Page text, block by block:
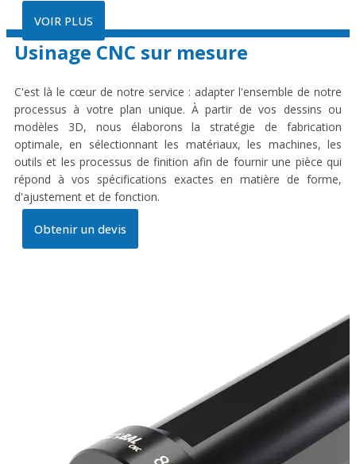
VOIR PLUS
Usinage CNC sur mesure
C'est là le cœur de notre service : adapter l'ensemble de notre
processus à votre plan unique. À partir de vos dessins ou
modèles 3D, nous élaborons la stratégie de fabrication
optimale, en sélectionnant les matériaux, les machines, les
outils et les processus de finition afin de fournir une pièce qui
répond à vos spécifications exactes en matière de forme,
d'ajustement et de fonction.
Obtenir un devis